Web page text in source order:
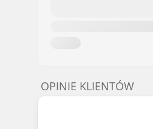
OPINIE KLIENTÓW